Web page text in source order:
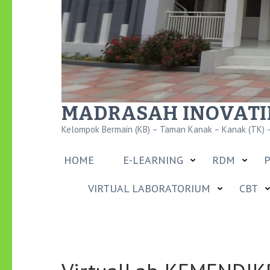
MADRASAH
Kelompok Bermain (KB) – Taman Kanak – Kanak
HOME E-LEARNING RDM
VIRTUAL LABORATORIUM CBT